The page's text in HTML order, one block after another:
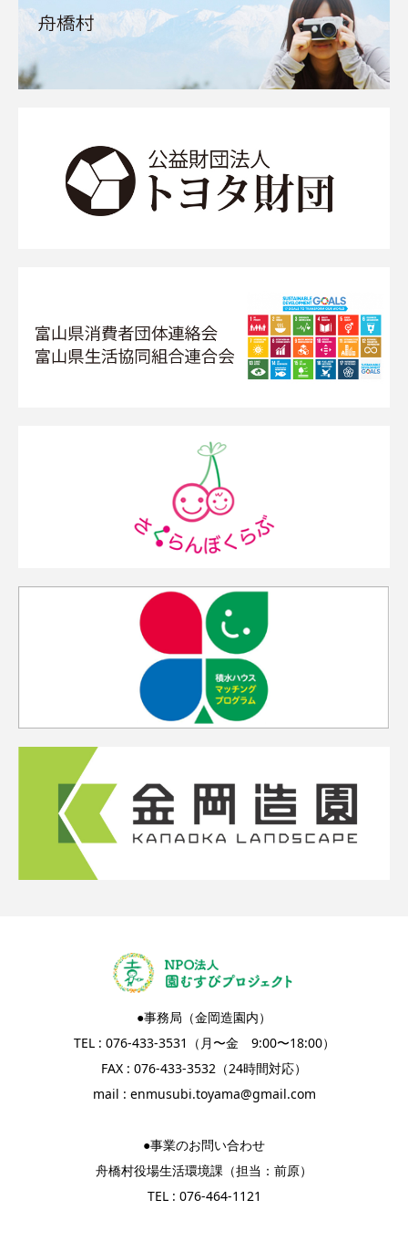
●事務局（金岡造園内）
TEL : 076-433-3531（月〜金 9:00〜18:00）
FAX : 076-433-3532（24時間対応）
mail : enmusubi.toyama@gmail.com
●事業のお問い合わせ
舟橋村役場生活環境課（担当：前原）
TEL : 076-464-1121